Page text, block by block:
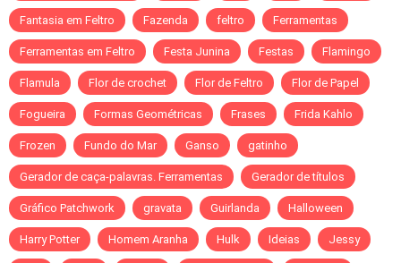
Fantasia em Feltro Fazenda feltro Ferramentas
Ferramentas em Feltro Festa Junina Festas Flamingo
Flamula Flor de crochet Flor de Feltro Flor de Papel
Fogueira Formas Geométricas Frases Frida Kahlo
Frozen Fundo do Mar Ganso gatinho
Gerador de caça-palavras. Ferramentas Gerador de títulos
Gráfico Patchwork gravata Guirlanda Halloween
Harry Potter Homem Aranha Hulk Ideias Jessy